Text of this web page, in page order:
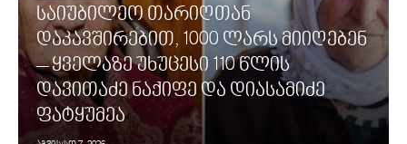
საიუბილეო თარიღთან
დაკავშირებით, 1000 ლარს მიიღებენ
– ყველაზე უხუცესი 110 წლის
დავითაძე ნაქიფე და დიასამიძე
ფატყუმეა